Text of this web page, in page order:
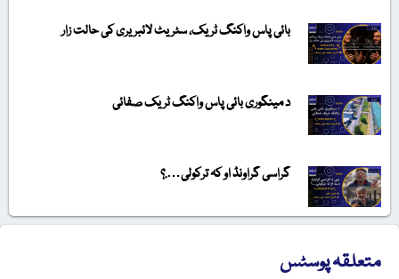
بائی پاس واکنگ ٹریک، سٹریٹ لائبریری کی حالت زار
د مینگوری بائی پاس واکنگ ٹریک صفائی
گراسی گراونڈ او کہ ترکولی….؟
متعلقہ پوسٹس